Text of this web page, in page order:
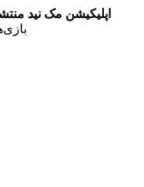
اپلیکیشن مک نید